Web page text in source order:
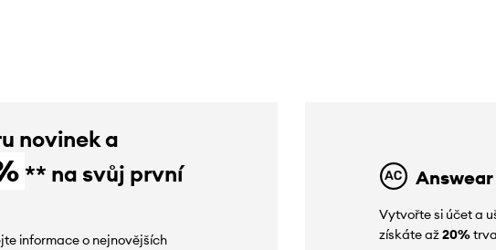
novinek a
** na svůj první
informace o nejnovějších
Vytvořte si účet a
získáte až20%